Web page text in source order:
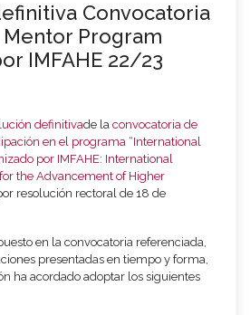
Convocatoria
Program
IMFAHE 22/23
definitivade la convocatoria de
en el programa “International
por IMFAHE: International
the Advancement of Higher
resolución rectoral de 18 de
en la convocatoria referenciada,
presentadas en tiempo y forma,
ha acordado adoptar los siguientes